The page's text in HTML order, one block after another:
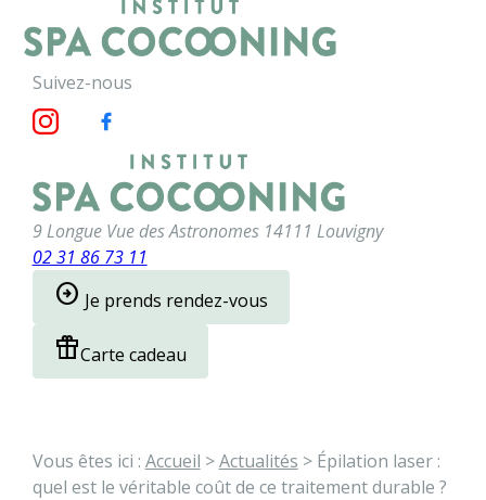
Suivez-nous
9 Longue Vue des Astronomes 14111 Louvigny
02 31 86 73 11
arrow_circle_right Je prends rendez-vous
featured_seasonal_and_giftsCarte cadeau
Vous êtes ici : Accueil >Actualités > Épilation laser :
quel est le véritable coût de ce traitement durable ?
Panneau de gestion des cookies